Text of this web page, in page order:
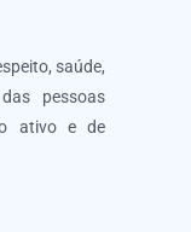
saúde,
pessoas
ativo e de